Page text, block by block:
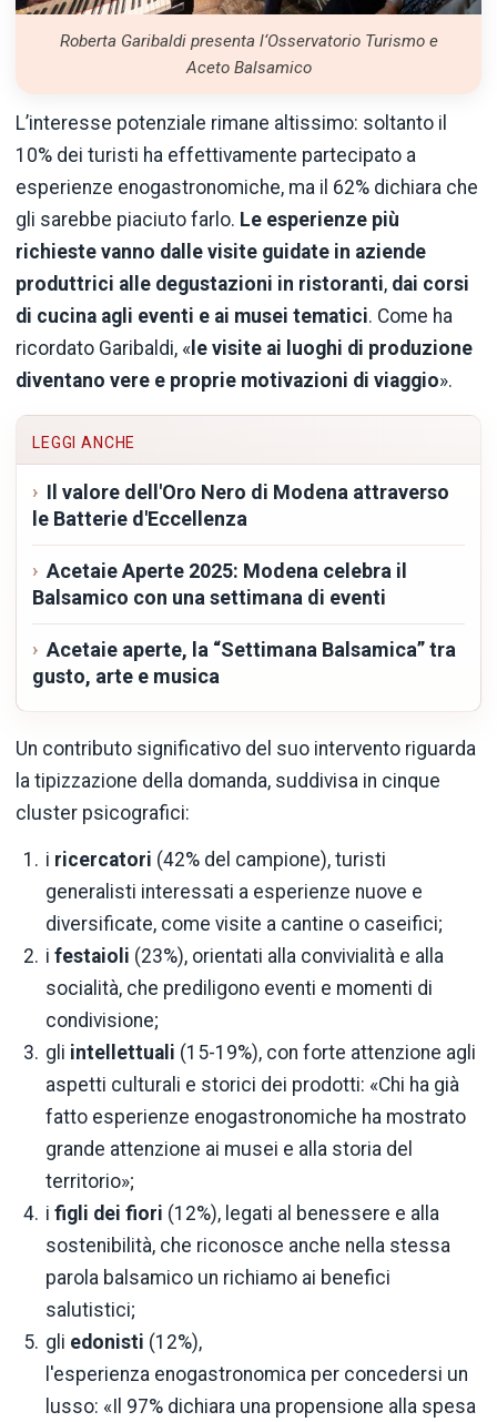
Roberta Garibaldi presenta l‘Osservatorio Turismo e
Aceto Balsamico
L’interesse potenziale rimane altissimo: soltanto il
10% dei turisti ha effettivamente partecipato a
esperienze enogastronomiche, ma il 62% dichiara che
gli sarebbe piaciuto farlo. Le esperienze più
richieste vanno dalle visite guidate in aziende
produttrici alle degustazioni in ristoranti, dai corsi
di cucina agli eventi e ai musei tematici. Come ha
ricordato Garibaldi, « le visite ai luoghi di produzione
diventano vere e proprie motivazioni di viaggio».
LEGGI ANCHE
Il valore dell'Oro Nero di Modena attraverso
le Batterie d'Eccellenza
Acetaie Aperte 2025: Modena celebra il
Balsamico con una settimana di eventi
Acetaie aperte, la “Settimana Balsamica” tra
gusto, arte e musica
Un contributo significativo del suo intervento riguarda
la tipizzazione della domanda, suddivisa in cinque
cluster psicografici:
i ricercatori (42% del campione), turisti
generalisti interessati a esperienze nuove e
diversificate, come visite a cantine o caseifici;
ifestaioli (23%), orientati alla convivialità e alla
socialità, che prediligono eventi e momenti di
condivisione;
gli intellettuali (15-19%), con forte attenzione agli
aspetti culturali e storici dei prodotti: «Chi ha già
fatto esperienze enogastronomiche ha mostrato
grande attenzione ai musei e alla storia del
territorio»;
ifigli dei fiori (12%), legati al benessere e alla
sostenibilità, che riconosce anche nella stessa
parola balsamico un richiamo ai benefici
salutistici;
gli edonisti (12%),
l'esperienza enogastronomica per concedersi un
lusso: «Il 97% dichiara una propensione alla spesa